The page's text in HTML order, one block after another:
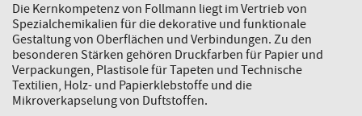
Die Kernkompetenz von Follmann liegt im Vertrieb von
Spezialchemikalien für die dekorative und funktionale
Gestaltung von Oberflächen und Verbindungen. Zu den
besonderen Stärken gehören Druckfarben für Papier und
Verpackungen, Plastisole für Tapeten und Technische
Textilien, Holz- und Papierklebstoffe und die
Mikroverkapselung von Duftstoffen.